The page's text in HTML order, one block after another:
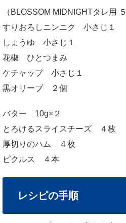
（BLOSSOM MIDNIGHTタレ用
すりおろしニンニク 小さじ１
しょうゆ 小さじ１
花椒 ひとつまみ
ケチャップ 小さじ１
黒オリーブ ２個
バター 10g×２
とろけるスライスチーズ ４枚
厚切りのハム ４枚
ピクルス ４本
レシピの手順